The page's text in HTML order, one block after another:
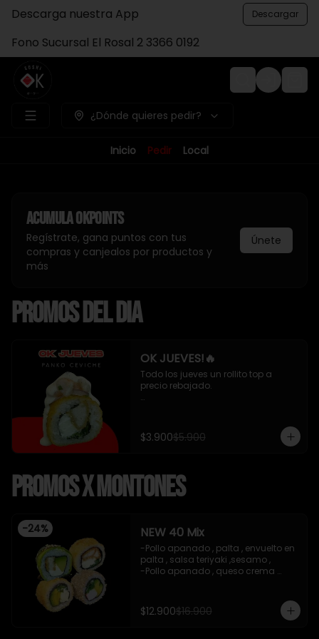
Descarga nuestra App Descargar
Fono Sucursal El Rosal 2 3366 0192
Login
¿Dónde quieres pedir?
Inicio Pedir Local
AcumulaOkpoints
Regístrate, gana puntos con tus
compras y canjealos por productos y
más
Únete
PROMOS DEL DIA
OK JUEVES!🔥
Todo los jueves un rollito top a
precio rebajado.
cubierto de ceviche mixto y salsa
acevichada 8 piezas , incluye 1
*Incluye 1 salsa de soya*
$3.900$5.900
Promos x Montones
-24% NEW 40 Mix
-Pollo apanado , palta , envuelto en
palta , salsa teriyaki ,sesamo ,
-Pollo apanado , queso crema
apanado en panko .
-Kanikama , palta , cebollin ,
$12.900$16.900